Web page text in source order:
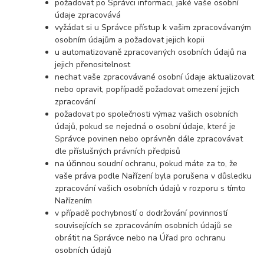
požadovat po Správci informaci, jaké vaše osobní
údaje zpracovává
vyžádat si u Správce přístup k vašim zpracovávaným
osobním údajům a požadovat jejich kopii
u automatizovaně zpracovaných osobních údajů na
jejich přenositelnost
nechat vaše zpracovávané osobní údaje aktualizovat
nebo opravit, popřípadě požadovat omezení jejich
zpracování
požadovat po společnosti výmaz vašich osobních
údajů, pokud se nejedná o osobní údaje, které je
Správce povinen nebo oprávněn dále zpracovávat
dle příslušných právních předpisů
na účinnou soudní ochranu, pokud máte za to, že
vaše práva podle Nařízení byla porušena v důsledku
zpracování vašich osobních údajů v rozporu s tímto
Nařízením
v případě pochybností o dodržování povinností
souvisejících se zpracováním osobních údajů se
obrátit na Správce nebo na Úřad pro ochranu
osobních údajů